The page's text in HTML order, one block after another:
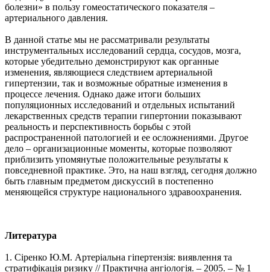
болезни» в пользу гомеостатического показателя –
артериального давления.
В данной статье мы не рассматривали результаты
инструментальных исследований сердца, сосудов, мозга,
которые убедительно демонстрируют как органные
изменения, являющиеся следствием артериальной
гипертензии, так и возможные обратные изменения в
процессе лечения. Однако даже итоги больших
популяционных исследований и отдельных испытаний
лекарственных средств терапии гипертонии показывают
реальность и перспективность борьбы с этой
распространенной патологией и ее осложнениями. Другое
дело – организационные моменты, которые позволяют
приблизить упомянутые положительные результаты к
повседневной практике. Это, на наш взгляд, сегодня должно
быть главным предметом дискуссий в постепенно
меняющейся структуре национального здравоохранения.
Литература
1. Сіренко Ю.М. Артеріальна гіпертензія: виявлення та
стратифікація ризику // Практична ангіологія. – 2005. – № 1